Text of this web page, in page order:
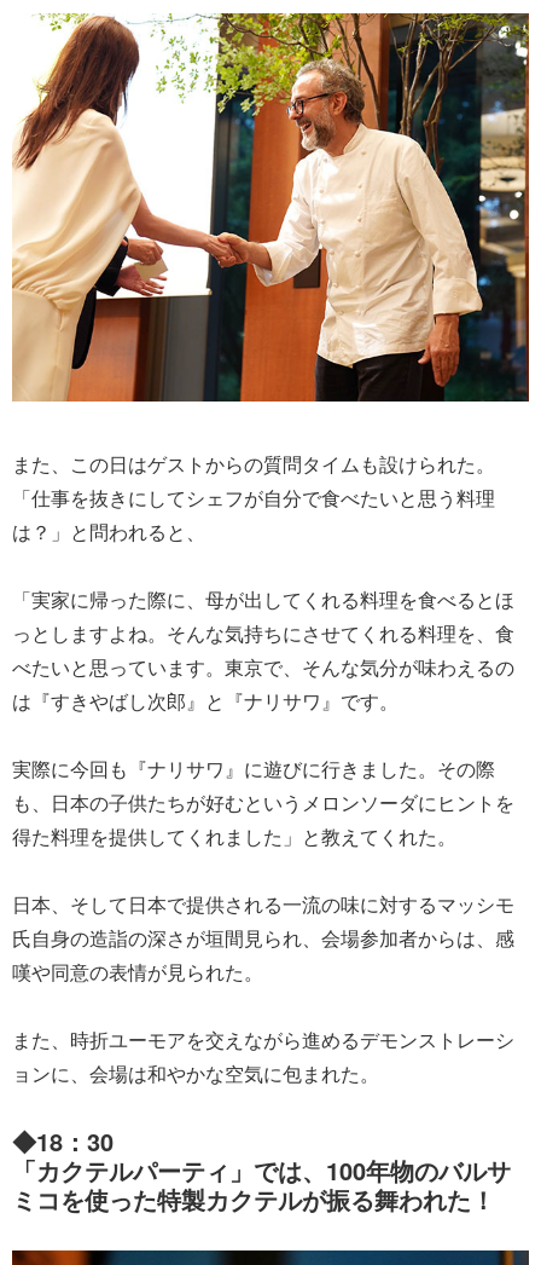
また、この日はゲストからの質問タイムも設けられた。
「仕事を抜きにしてシェフが自分で食べたいと思う料理
は？」と問われると、
「実家に帰った際に、母が出してくれる料理を食べるとほ
っとしますよね。そんな気持ちにさせてくれる料理を、食
べたいと思っています。東京で、そんな気分が味わえるの
は『すきやばし次郎』と『ナリサワ』です。
実際に今回も『ナリサワ』に遊びに行きました。その際
も、日本の子供たちが好むというメロンソーダにヒントを
得た料理を提供してくれました」と教えてくれた。
日本、そして日本で提供される一流の味に対するマッシモ
氏自身の造詣の深さが垣間見られ、会場参加者からは、感
嘆や同意の表情が見られた。
また、時折ユーモアを交えながら進めるデモンストレーシ
ョンに、会場は和やかな空気に包まれた。
◆18：30
「カクテルパーティ」では、100年物のバルサ
ミコを使った特製カクテルが振る舞われた！